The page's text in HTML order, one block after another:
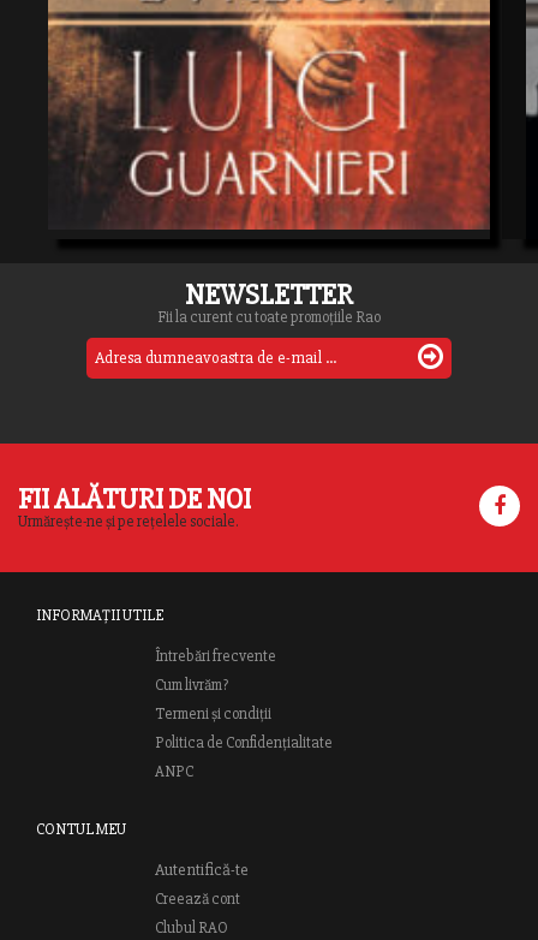
NEWSLETTER
Fii la curent cu toate promoțiile Rao
FII ALĂTURI DE NOI
Urmărește-ne și pe rețelele sociale.
INFORMAȚII UTILE
Întrebări frecvente
Cum livrăm?
Termeni și condiții
Politica de Confidențialitate
ANPC
CONTUL MEU
Autentifică-te
Creează cont
Clubul RAO